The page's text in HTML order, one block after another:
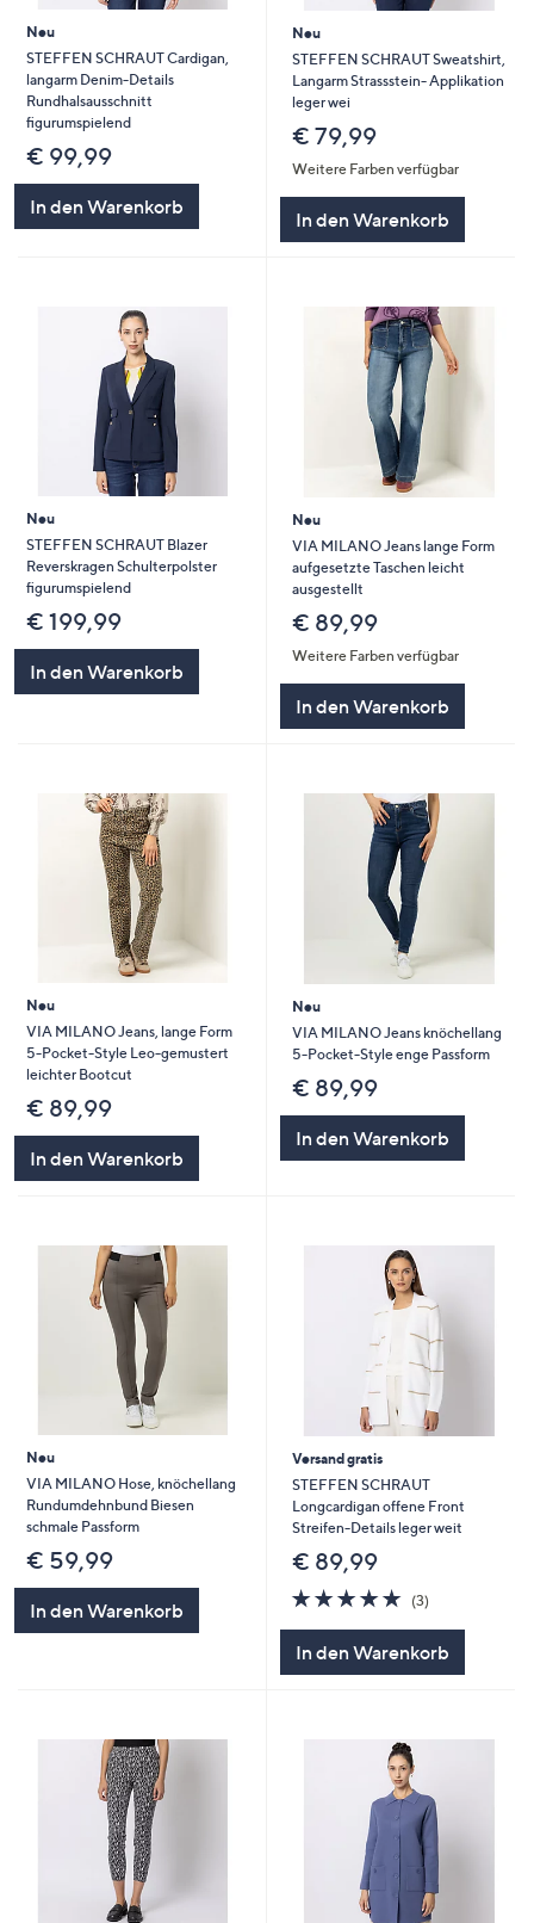
Neu
STEFFEN SCHRAUT Cardigan,
langarm Denim-Details
Rundhalsausschnitt
figurumspielend
€ 99,99
In den Warenkorb
Neu
STEFFEN SCHRAUT Sweatshirt,
Langarm Strassstein- Applikation
leger wei
€ 79,99
Weitere Farben verfügbar
In den Warenkorb
Neu
STEFFEN SCHRAUT Blazer
Reverskragen Schulterpolster
figurumspielend
€ 199,99
In den Warenkorb
Neu
VIA MILANO Jeans lange Form
aufgesetzte Taschen leicht
ausgestellt
€ 89,99
Weitere Farben verfügbar
In den Warenkorb
Neu
VIA MILANO Jeans, lange Form
5-Pocket-Style Leo-gemustert
leichter Bootcut
€ 89,99
In den Warenkorb
Neu
VIA MILANO Jeans knöchellang
5-Pocket-Style enge Passform
€ 89,99
In den Warenkorb
Neu
VIA MILANO Hose, knöchellang
Rundumdehnbund Biesen
schmale Passform
€ 59,99
In den Warenkorb
Versand gratis
STEFFEN SCHRAUT
Longcardigan offene Front
Streifen-Details leger weit
€ 89,99
5.0
von
(3)3
In den Warenkorb